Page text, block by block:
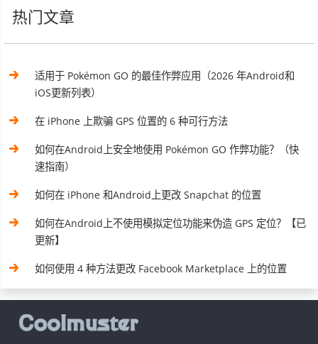
热门文章
适用于 Pokémon GO 的最佳作弊应用（2026 年Android和
iOS更新列表）
在 iPhone 上欺骗 GPS 位置的 6 种可行方法
如何在Android上安全地使用 Pokémon GO 作弊功能？（快
速指南）
如何在 iPhone 和Android上更改 Snapchat 的位置
如何在Android上不使用模拟定位功能来伪造 GPS 定位？【已
更新】
如何使用 4 种方法更改 Facebook Marketplace 上的位置